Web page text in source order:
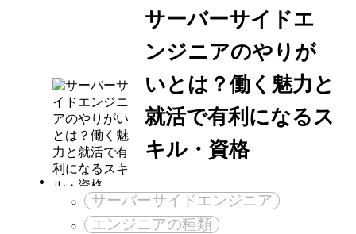
サーバーサイドエ
ンジニアのやりが
いとは？働く魅力と
就活で有利になるス
キル・資格
サーバーサイドエンジニア
エンジニアの種類